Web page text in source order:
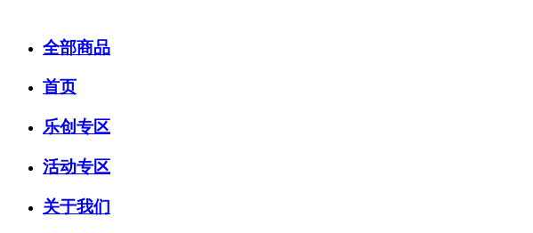
全部商品
首页
乐创专区
活动专区
关于我们